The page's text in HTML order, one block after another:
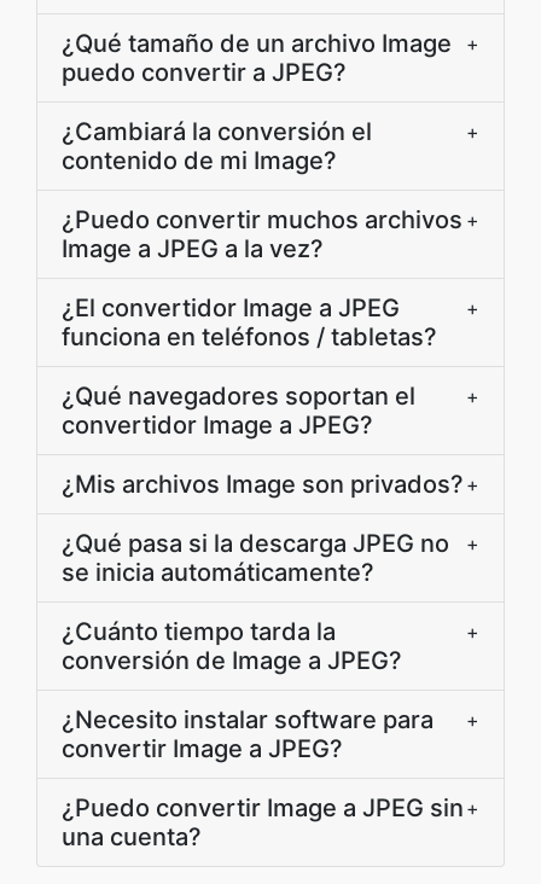
¿Qué tamaño de un archivo Image
puedo convertir a JPEG?
+
¿Cambiará la conversión el
contenido de mi Image?
+
¿Puedo convertir muchos archivos
Image a JPEG a la vez?
+
¿El convertidor Image a JPEG
funciona en teléfonos / tabletas?
+
¿Qué navegadores soportan el
convertidor Image a JPEG?
+
¿Mis archivos Image son privados? +
¿Qué pasa si la descarga JPEG no
se inicia automáticamente?
+
¿Cuánto tiempo tarda la
conversión de Image a JPEG?
+
¿Necesito instalar software para
convertir Image a JPEG?
+
¿Puedo convertir Image a JPEG sin
una cuenta?
+